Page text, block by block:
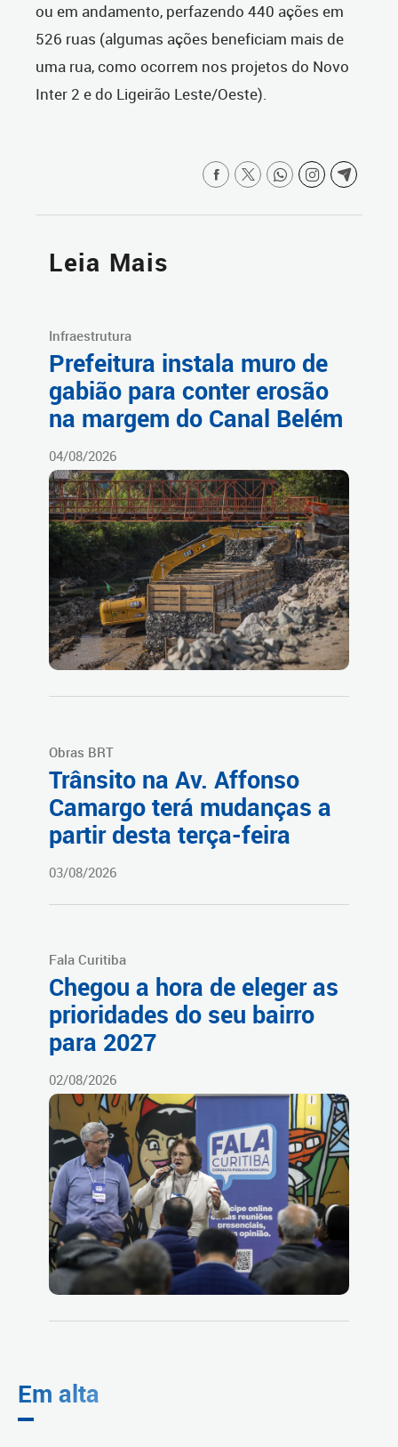
ou em andamento, perfazendo 440 ações em
526 ruas (algumas ações beneficiam mais de
uma rua, como ocorrem nos projetos do Novo
Inter 2 e do Ligeirão Leste/Oeste).
Leia Mais
Infraestrutura
Prefeitura instala muro de
gabião para conter erosão
na margem do Canal Belém
04/08/2026
Obras BRT
Trânsito na Av. Affonso
Camargo terá mudanças a
partir desta terça-feira
03/08/2026
Fala Curitiba
Chegou a hora de eleger as
prioridades do seu bairro
para 2027
02/08/2026
Em alta